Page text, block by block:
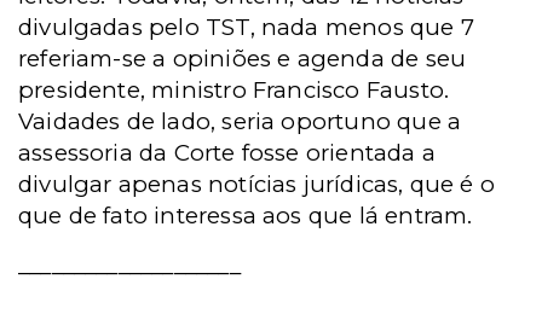
divulgadas pelo TST, nada menos que 7
referiam-se a opiniões e agenda de seu
presidente, ministro Francisco Fausto.
Vaidades de lado, seria oportuno que a
assessoria da Corte fosse orientada a
divulgar apenas notícias jurídicas, que é o
que de fato interessa aos que lá entram.